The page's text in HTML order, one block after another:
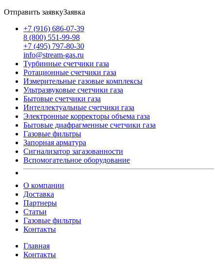
Отправить заявкуЗаявка
+7 (916) 686-07-39
8 (800) 551-99-98
+7 (495) 797-80-30
info@stream-gas.ru
Турбинные счетчики газа
Ротационные счетчики газа
Измерительные газовые комплексы
Ультразвуковые счетчики газа
Бытовые счетчики газа
Интеллектуальные счетчики газа
Электронные корректоры объема газа
Бытовые диафрагменные счетчики газа
Газовые фильтры
Запорная арматура
Сигнализатор загазованности
Вспомогательное оборудование
О компании
Доставка
Партнеры
Статьи
Газовые фильтры
Контакты
Главная
Контакты